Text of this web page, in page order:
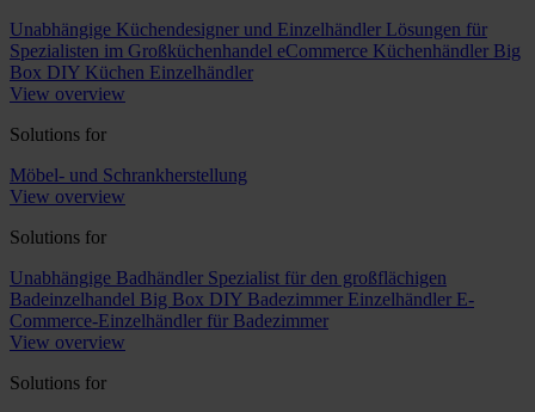
Unabhängige Küchendesigner und Einzelhändler Lösungen für
Spezialisten im Großküchenhandel eCommerce Küchenhändler Big
Box DIY Küchen Einzelhändler
View overview
Solutions for
Möbel- und Schrankherstellung
View overview
Solutions for
Unabhängige Badhändler Spezialist für den großflächigen
Badeinzelhandel Big Box DIY Badezimmer Einzelhändler E-
Commerce-Einzelhändler für Badezimmer
View overview
Solutions for